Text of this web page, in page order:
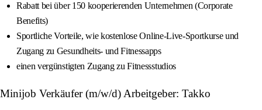
Rabatt bei über 150 kooperierenden Unternehmen (Corporate
Benefits)
Sportliche Vorteile, wie kostenlose Online-Live-Sportkurse und
Zugang zu Gesundheits- und Fitnessapps
einen vergünstigten Zugang zu Fitnessstudios
Minijob Verkäufer (m/w/d) Arbeitgeber: Takko